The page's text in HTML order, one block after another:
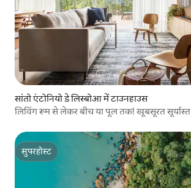
सांतो एंटोनियो डे लिस्बोआ में टाउनहाउस
लिविंग रूम से लेकर बीच या पूल तक! खूबसूरत सूर्यास्त
सुपरहोस्ट
सुपरहोस्ट